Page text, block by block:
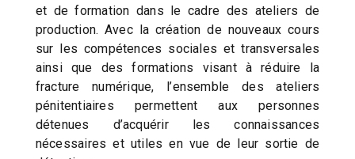
et de formation dans le cadre des ateliers de
production. Avec la création de nouveaux cours
sur les compétences sociales et transversales
ainsi que des formations visant à réduire la
fracture numérique, l’ensemble des ateliers
pénitentiaires permettent aux personnes
détenues d’acquérir les connaissances
nécessaires et utiles en vue de leur sortie de